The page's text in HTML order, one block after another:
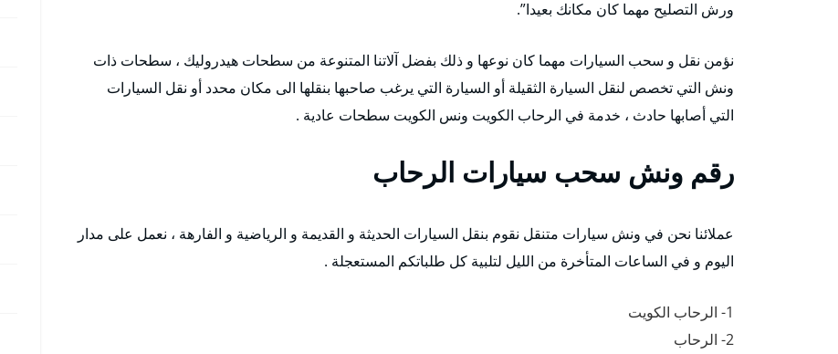
ورش التصليح مهما كان مكانك بعيدا”.
نؤمن نقل و سحب السيارات مهما كان نوعها و ذلك بفضل آلاتنا المتنوعة من سطحات هيدروليك ، سطحات ذات
ونش التي تخصص لنقل السيارة الثقيلة أو السيارة التي يرغب صاحبها بنقلها الى مكان محدد أو نقل السيارات
التي أصابها حادث ، خدمة في الرحاب الكويت ونس الكويت سطحات عادية .
رقم ونش سحب سيارات الرحاب
عملائنا نحن في ونش سيارات متنقل نقوم بنقل السيارات الحديثة و القديمة و الرياضية و الفارهة ، نعمل على مدار
اليوم و في الساعات المتأخرة من الليل لتلبية كل طلباتكم المستعجلة .
1- الرحاب الكويت
2- الرحاب